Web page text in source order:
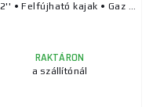
• Felfújható kajak • Gaz ...
RAKTÁRON
a szállítónál